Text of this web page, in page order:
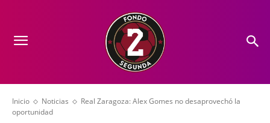
Inicio Noticias
Real Zaragoza: Alex Gomes no desaprovechó la
oportunidad